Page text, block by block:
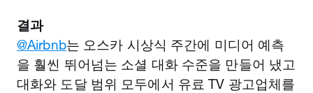
결과
@Airbnb는 오스카 시상식 주간에 미디어 예측
을 훨씬 뛰어넘는 소셜 대화 수준을 만들어 냈고
대화와 도달 범위 모두에서 유료 TV 광고업체를